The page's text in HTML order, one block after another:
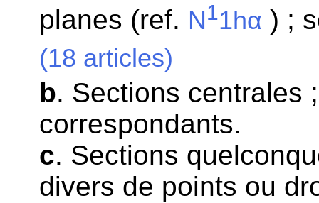
planes (ref. N11hα ) ;
(18 articles)
b. Sections centrales
correspondants.
c. Sections
divers de points ou